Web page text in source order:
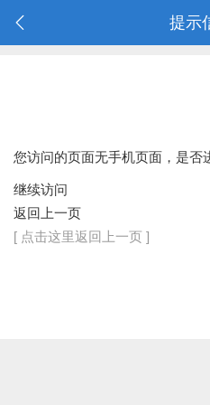
提示
您访问的页面无手机页面，是否
继续访问
返回上一页
[ 点击这里返回上一页 ]